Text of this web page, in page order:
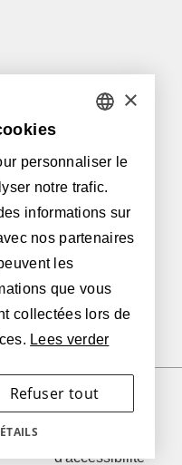
d'accessibilité
ENGLISH
GERMAN
×
personnaliser le
notre trafic.
informations sur
nos partenaires
les
que vous
collectées lors de
Lees verder
Refuser tout